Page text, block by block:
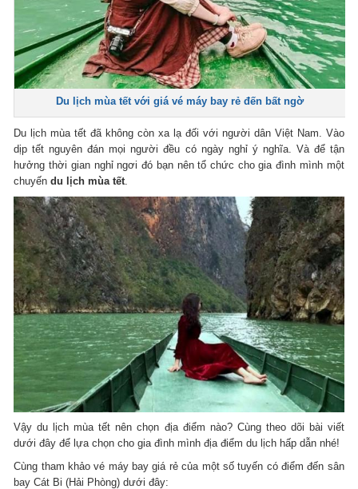
Du lịch mùa tết với giá vé máy bay rẻ đến bất ngờ
Du lịch mùa tết đã không còn xa lạ đối với người dân Việt Nam. Vào
dịp tết nguyên đán mọi người đều có ngày nghỉ ý nghĩa. Và để tận
hưởng thời gian nghỉ ngơi đó bạn nên tổ chức cho gia đình mình một
chuyếndu lịch mùa tết
Vậy du lịch mùa tết nên chọn địa điểm nào? Cùng theo dõi bài viết
dưới đây để lựa chọn cho gia đình mình địa điểm du lịch hấp dẫn nhé!
Cùng tham khảo vé máy bay giá rẻ của một số tuyến có điểm đến sân
bay Cát Bi (Hải Phòng) dưới đây: